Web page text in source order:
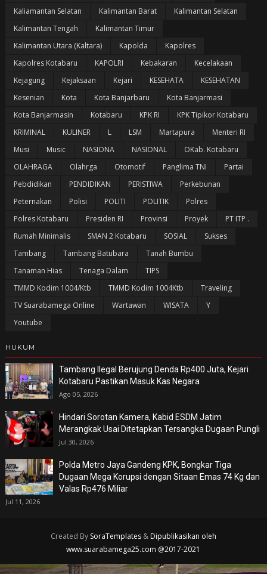
Kaliamantan Selatan
Kalimantan Barat
Kalimantan Selatan
Kalimantan Tengah
Kalimantan Timur
Kalimantan Utara (Kaltara)
Kapolda
Kapolres
Kapolres Kotabaru
KAPOLRI Kebakaran
Kecelakaan
Kejagung
Kejaksaan Kejari KESEHATA
KESEHATAN
Kesenian
Kota Kota Banjarbaru
Kota Banjarmasi
Kota Banjarmasin
Kotabaru KPK RI
KPK Tipikor Kotabaru
KRIMINAL
KULINER L LSM Martapura
Menteri RI
Musi
Music NASIONA NASIONAL
OKab. Kotabaru
OLAHRAGA
Olahrga Otomotif Panglima TNI
Partai
Pebdidikan
PENDIDIKAN PERISTIWA
Perkebunan
Peternakan
Polisi POLITI POLITIK
Polres
Polres Kotabaru
Presiden RI Provinsi Proyek
PT ITP .
Rumah Minimalis
SMAN 2 Kotabaru SOSIAL
Sukses
Tambang
Tambang Batubara
Tanah Bumbu
Tanaman Hias
Tenaga Dalam
TIPS
TMMD Kodim 1004/Ktb
TMMD Kodim 1004Ktb
Traveling
TV Suarabamega Online
Wartawan WISATA
Y
Youtube
HUKUM
Tambang Ilegal Berujung Denda Rp400 Juta, Kejari
Kotabaru Pastikan Masuk Kas Negara
Ago 05, 2026
Hindari Sorotan Kamera, Kabid ESDM Jatim
Merangkak Usai Ditetapkan Tersangka Dugaan Pungli
Jul 30, 2026
Polda Metro Jaya Gandeng KPK, Bongkar Tiga
Dugaan Mega Korupsi dengan Sitaan Emas 74 Kg dan
Valas Rp476 Miliar
Jul 11, 2026
Created By SoraTemplates& Dipublikasikan oleh
www.suarabamega25.com @2017-2021